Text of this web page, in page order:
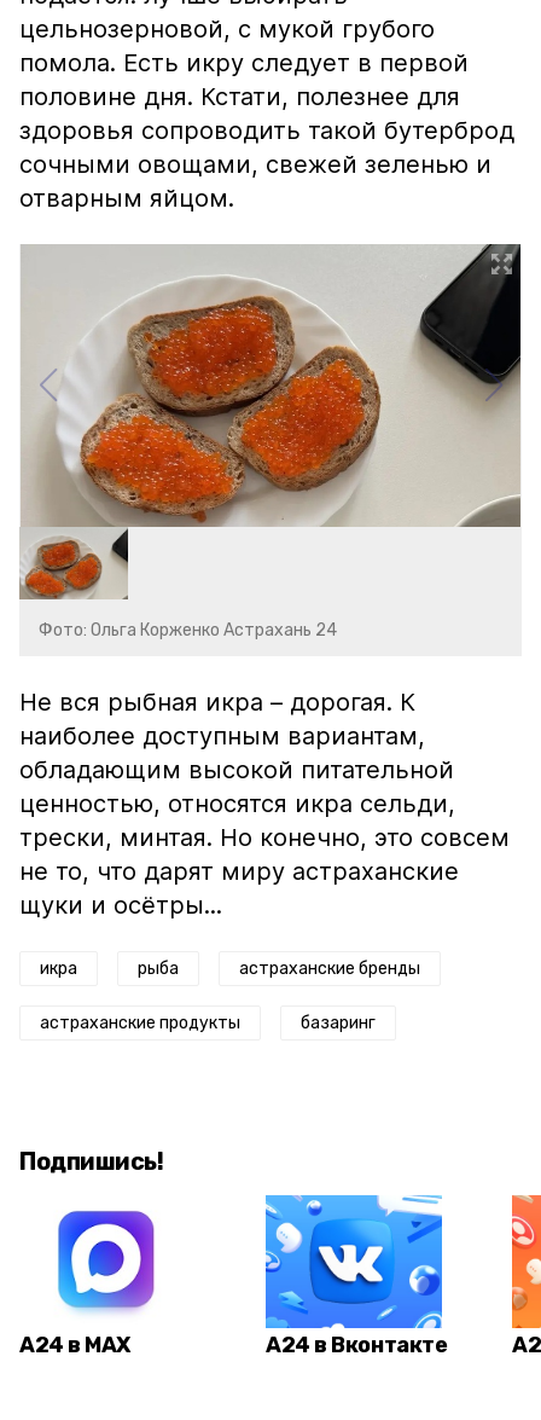
цельнозерновой, с мукой грубого
помола. Есть икру следует в первой
половине дня. Кстати, полезнее для
здоровья сопроводить такой бутерброд
сочными овощами, свежей зеленью и
отварным яйцом.
Фото: Ольга Корженко Астрахань 24
Не вся рыбная икра – дорогая. К
наиболее доступным вариантам,
обладающим высокой питательной
ценностью, относятся икра сельди,
трески, минтая. Но конечно, это совсем
не то, что дарят миру астраханские
щуки и осётры...
икра рыба астраханские бренды
астраханские продукты базаринг
Подпишись!
А24 в MAX А24 в Вконтакте